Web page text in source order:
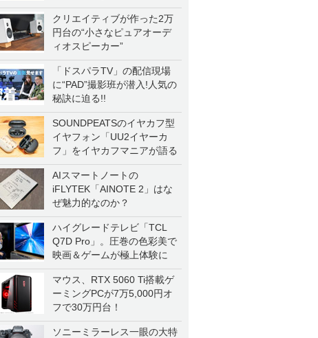
クリエイティブが作った2万
円台の“小さなピュアオーデ
ィオスピーカー”
「ドスパラTV」の配信現場
に“PAD”撮影班が潜入!人気の
秘訣に迫る!!
SOUNDPEATSのイヤカフ型
イヤフォン「UU2イヤーカ
フ」をイヤカフマニアが語る
AIスマートノートの
iFLYTEK「AINOTE 2」はな
ぜ魅力的なのか？
ハイグレードテレビ「TCL
Q7D Pro」。圧巻の色彩美で
映画＆ゲームが極上体験に
マウス、RTX 5060 Ti搭載ゲ
ーミングPCが7万5,000円オ
フで30万円台！
ソニーミラーレス一眼の大特